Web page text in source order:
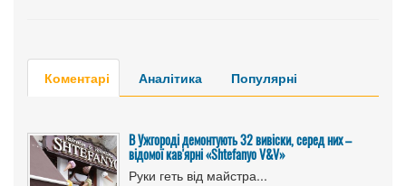
Коментарі Аналітика Популярні
В Ужгороді демонтують 32 вивіски, серед них –
відомої кав'ярні «Shtefanyo V&V»
Руки геть від майстра...